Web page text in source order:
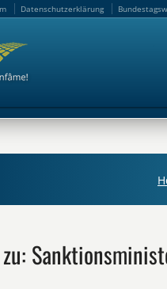
Datenschutzerklärung
Datenschutzerklärung